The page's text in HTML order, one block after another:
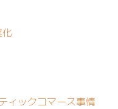
ィックコマース事情